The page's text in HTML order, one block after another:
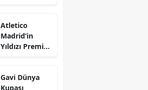
Atletico
Madrid’in
Yıldızı Premier
Gavi Dünya
Kupası